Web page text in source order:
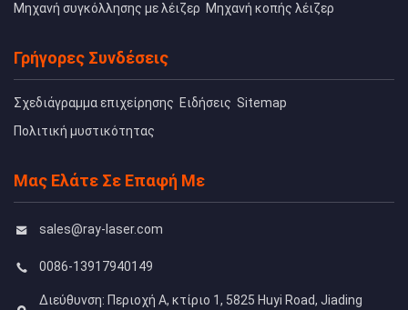
Μηχανή συγκόλλησης με λέιζερ Μηχανή κοπής λέιζερ
Γρήγορες Συνδέσεις
Σχεδιάγραμμα επιχείρησης Ειδήσεις Sitemap
Πολιτική μυστικότητας
Μας Ελάτε Σε Επαφή Με
sales@ray-laser.com
0086-13917940149
Διεύθυνση: Περιοχή Α, κτίριο 1, 5825 Huyi Road, Jiading